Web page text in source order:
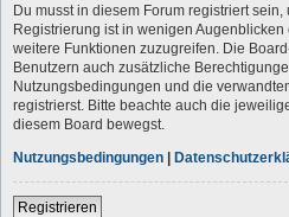
Du musst in diesem Forum registriert
Registrierung ist in wenigen
weitere Funktionen zuzugreifen. Die
Benutzern auch zusätzliche
Nutzungsbedingungen und die
registrierst. Bitte beachte auch die
diesem Board bewegst.
Nutzungsbedingungen |
Registrieren